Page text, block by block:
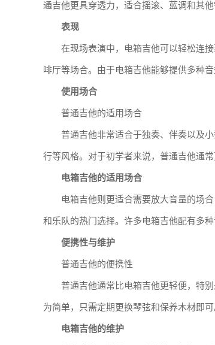
通吉他更具穿透力，适合摇滚、蓝调和其
表现
在现场表演中，电箱吉他可以轻松连
啡厅等场合。由于电箱吉他能够提供多种
使用场合
普通吉他的适用场合
普通吉他非常适合于独奏、伴奏以及
行等风格。对于初学者来说，普通吉他通
电箱吉他的适用场合
电箱吉他则更适合需要放大音量的场
和乐队的热门选择。许多电箱吉他配有多
便携性与维护
普通吉他的便携性
普通吉他通常比电箱吉他更轻便，特
为简单，只需定期更换琴弦和保养木材即可
电箱吉他的维护